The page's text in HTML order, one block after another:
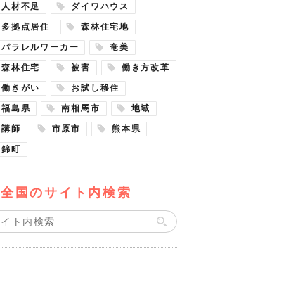
人材不足 ダイワハウス
多拠点居住 森林住宅地
パラレルワーカー 奄美
森林住宅 被害 働き方改革
働きがい お試し移住
福島県 南相馬市 地域
講師 市原市 熊本県
錦町
全国のサイト内検索